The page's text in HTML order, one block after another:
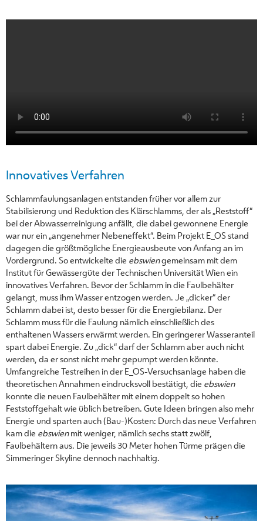
Innovatives Verfahren
Schlammfaulungsanlagen entstanden früher vor allem zur
Stabilisierung und Reduktion des Klärschlamms, der als „Reststoff“
bei der Abwasserreinigung anfällt, die dabei gewonnene Energie
war nur ein „angenehmer Nebeneffekt“. Beim Projekt E_OS stand
dagegen die größtmögliche Energieausbeute von Anfang an im
Vordergrund. So entwickelte die ebswiengemeinsam mit dem
Institut für Gewässergüte der Technischen Universität Wien ein
innovatives Verfahren. Bevor der Schlamm in die Faulbehälter
gelangt, muss ihm Wasser entzogen werden. Je „dicker“ der
Schlamm dabei ist, desto besser für die Energiebilanz. Der
Schlamm muss für die Faulung nämlich einschließlich des
enthaltenen Wassers erwärmt werden. Ein geringerer Wasseranteil
spart dabei Energie. Zu „dick“ darf der Schlamm aber auch nicht
werden, da er sonst nicht mehr gepumpt werden könnte.
Umfangreiche Testreihen in der E_OS-Versuchsanlage haben die
theoretischen Annahmen eindrucksvoll bestätigt, die ebswien
konnte die neuen Faulbehälter mit einem doppelt so hohen
Feststoffgehalt wie üblich betreiben. Gute Ideen bringen also mehr
Energie und sparten auch (Bau-)Kosten: Durch das neue Verfahren
kam die ebswienmit weniger, nämlich sechs statt zwölf,
Faulbehältern aus. Die jeweils 30 Meter hohen Türme prägen die
Simmeringer Skyline dennoch nachhaltig.